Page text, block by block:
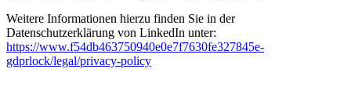
Weitere Informationen hierzu finden Sie in der
Datenschutzerklärung von LinkedIn unter:
https://www.f54db463750940e0e7f7630fe327845e-
gdprlock/legal/privacy-policy